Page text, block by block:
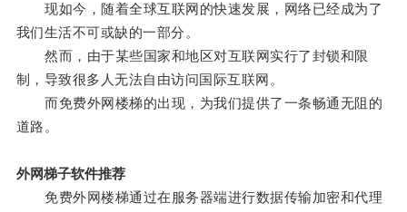
现如今，随着全球互联网的快速发展，网络已经成为了
我们生活不可或缺的一部分。
然而，由于某些国家和地区对互联网实行了封锁和限
制，导致很多人无法自由访问国际互联网。
而免费外网楼梯的出现，为我们提供了一条畅通无阻的
道路。
外网梯子软件推荐
免费外网楼梯通过在服务器端进行数据传输加密和代理